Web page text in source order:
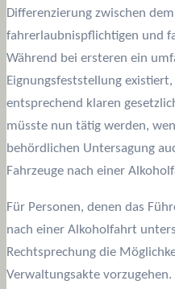
Differenzierung zwischen
fahrerlaubnispflichtigen und
Während bei ersteren ein
Eignungsfeststellung
entsprechend klaren
müsste nun tätig werden,
behördlichen Untersagung
Fahrzeuge nach einer
Für Personen, denen das
nach einer Alkoholfahrt
Rechtsprechung die
Verwaltungsakte